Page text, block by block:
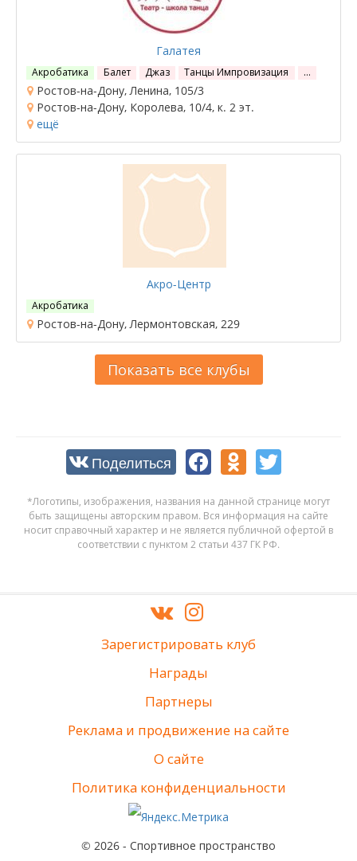
Галатея
Акробатика Балет Джаз Танцы Импровизация …
Ростов-на-Дону, Ленина, 105/3
Ростов-на-Дону, Королева, 10/4, к. 2 эт.
ещё
Акро-Центр
Акробатика
Ростов-на-Дону, Лермонтовская, 229
Показать все клубы
Поделиться
*Логотипы, изображения, названия на данной странице могут
быть защищены авторским правом. Вся информация на сайте
носит справочный характер и не является публичной офертой в
соответствии с пунктом 2 статьи 437 ГК РФ.
Зарегистрировать клуб
Награды
Партнеры
Реклама и продвижение на сайте
О сайте
Политика конфиденциальности
© 2026 - Спортивное пространство